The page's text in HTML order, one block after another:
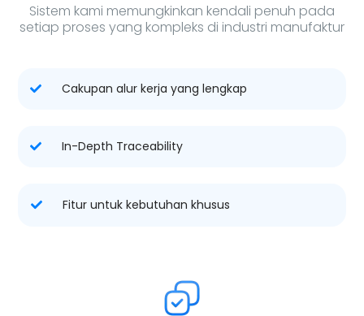
Sistem kami memungkinkan kendali penuh pada
setiap proses yang kompleks di industri manufaktur
Cakupan alur kerja yang lengkap
In-Depth Traceability
Fitur untuk kebutuhan khusus